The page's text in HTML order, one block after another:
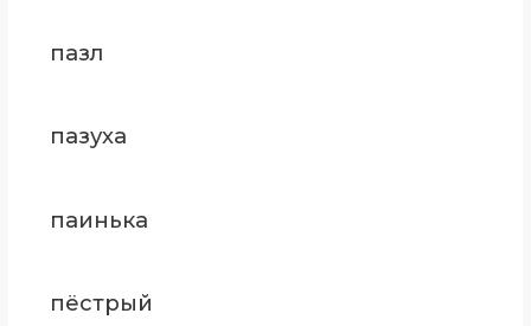
пазл
пазуха
паинька
пёстрый